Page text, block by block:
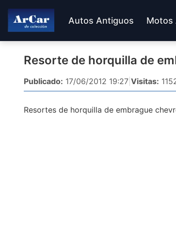
Autos Antiguos Motos
Resorte de horquilla de
Publicado: 17/06/2012 19:27 Visitas:
Resortes de horquilla de embrague